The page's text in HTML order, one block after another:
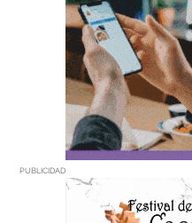
PUBLICIDAD